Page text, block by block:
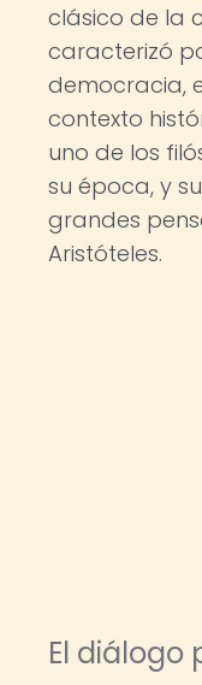
clásico de la
caracterizó
democracia,
contexto
uno de los
su época, y
grandes
Aristóteles.
El diálogo